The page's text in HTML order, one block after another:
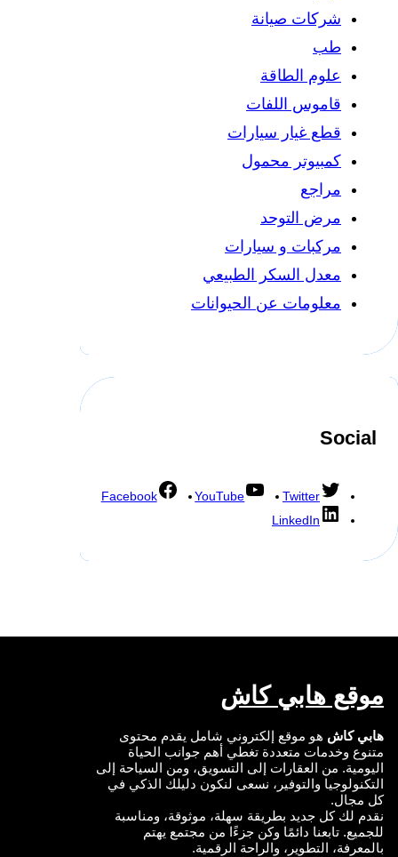
شركات صيانة
طب
علوم الطاقة
قاموس اللفات
قطع غيار سيارات
كمبيوتر محمول
مراجع
مرض التوحد
مركبات و سيارات
معدل السكر الطبيعي
معلومات عن الحيوانات
Social
Twitter
YouTube
Facebook
LinkedIn
موقع هابي كاش
هابي كاش هو موقع إلكتروني شامل يقدم محتوى
متنوع وخدمات متعددة تغطي أهم جوانب الحياة
اليومية. من العقارات إلى التسويق، ومن السياحة إلى
التكنولوجيا والتوفير، نسعى لنكون دليلك الذكي في
كل مجال.
نقدم لك كل جديد بطريقة سهلة، موثوقة، ومناسبة
للجميع. تابعنا دائمًا وكن جزءًا من مجتمع يهتم
بالمعرفة، التطوير، والراحة الرقمية.